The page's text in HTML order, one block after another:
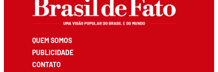
QUEM SOMOS
PUBLICIDADE
CONTATO